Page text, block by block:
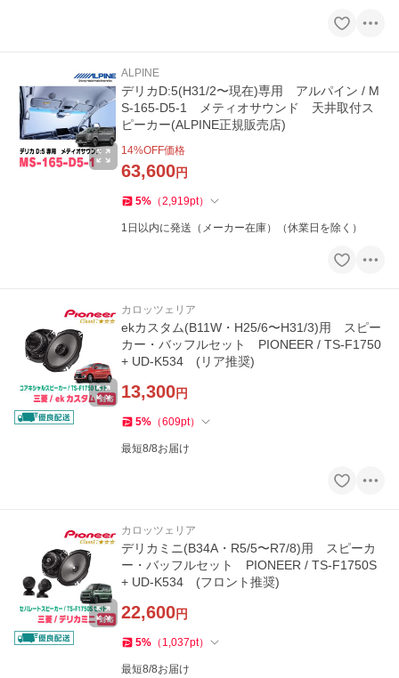
ALPINE
デリカD:5(H31/2〜現在)専用 アルパイン / M
S-165-D5-1 メティオサウンド 天井取付ス
ピーカー(ALPINE正規販売店)
14%OFF価格
63,600円
5% （2,919pt）
1日以内に発送（メーカー在庫）（休業日を除く）
カロッツェリア
ekカスタム(B11W・H25/6〜H31/3)用 スピー
カー・バッフルセット PIONEER / TS-F1750
+ UD-K534 (リア推奨)
13,300円
5% （609pt）
最短8/8お届け
カロッツェリア
デリカミニ(B34A・R5/5〜R7/8)用 スピーカ
ー・バッフルセット PIONEER / TS-F1750S
+ UD-K534 (フロント推奨)
22,600円
5% （ 1,037pt）
最短8/8お届け